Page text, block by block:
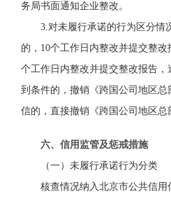
务局书面通知企业整改。
3.对未履行承诺的行为 区分情
的，10个工作日内整改并提交整
个工作日内整改并提交整改报告
到条件的，撤销《跨国公司地区
信的，直接撤销《跨国公司地区总
六、信用监管及惩戒措施
（一）未履行承诺行为分类
核查情况纳入北京市公共信用